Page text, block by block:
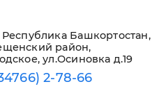
Республика Башкортостан,
район,
ул.Осиновка д.19
2-78-66